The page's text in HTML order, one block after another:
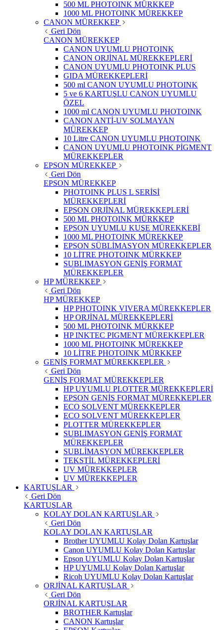
500 ML PHOTOINK MÜRKKEP
1000 ML PHOTOINK MÜREKKEP
CANON MÜREKKEP
Geri Dön
CANON MÜREKKEP
CANON UYUMLU PHOTOINK
CANON ORJİNAL MÜREKKEPLERİ
CANON UYUMLU PHOTOINK PLUS
GIDA MÜREKKEPLERİ
500 ml CANON UYUMLU PHOTOINK
5 ve 6 KARTUŞLU CANON UYUMLU
ÖZEL
1000 ml CANON UYUMLU PHOTOINK
CANON ANTİ-UV SOLMAYAN
MÜREKKEP
10 Litre CANON UYUMLU PHOTOINK
CANON UYUMLU PHOTOINK PİGMENT
MÜREKKEPLER
EPSON MÜREKKEP
Geri Dön
EPSON MÜREKKEP
PHOTOINK PLUS L SERİSİ
MÜREKKEPLERİ
EPSON ORJİNAL MÜREKKEPLERİ
500 ML PHOTOINK MÜRKKEP
EPSON UYUMLU KUŞE MÜREKKEBİ
1000 ML PHOTOINK MÜREKKEP
EPSON SÜBLİMASYON MÜREKKEPLER
10 LİTRE PHOTOINK MÜRKKEP
SUBLIMASYON GENİŞ FORMAT
MÜREKKEPLER
HP MÜREKKEP
Geri Dön
HP MÜREKKEP
HP PHOTOINK VIVERA MÜREKKEPLER
HP ORJİNAL MÜREKKEPLERİ
500 ML PHOTOINK MÜRKKEP
HP INKTEC PIGMENT MÜREKKEPLER
1000 ML PHOTOINK MÜREKKEP
10 LİTRE PHOTOINK MÜRKKEP
GENİŞ FORMAT MÜREKKEPLER
Geri Dön
GENİŞ FORMAT MÜREKKEPLER
HP UYUMLU PLOTTER MÜREKKEPLERİ
EPSON GENİŞ FORMAT MÜREKKEPLER
ECO SOLVENT MÜREKKEPLER
ECO SOLVENT MÜREKKEPLER
PLOTTER MÜREKKEPLER
SUBLIMASYON GENİŞ FORMAT
MÜREKKEPLER
SUBLİMASYON MÜREKKEPLER
TEKSTİL MÜREKKEPLERİ
UV MÜREKKEPLER
UV MÜREKKEPLER
KARTUŞLAR
Geri Dön
KARTUŞLAR
KOLAY DOLAN KARTUŞLAR
Geri Dön
KOLAY DOLAN KARTUŞLAR
Brother UYUMLU Kolay Dolan Kartuşlar
Canon UYUMLU Kolay Dolan Kartuşlar
Epson UYUMLU Kolay Dolan Kartuşlar
HP UYUMLU Kolay Dolan Kartuşlar
Ricoh UYUMLU Kolay Dolan Kartuşlar
ORJİNAL KARTUŞLAR
Geri Dön
ORJİNAL KARTUŞLAR
BROTHER Kartuşlar
CANON Kartuşlar